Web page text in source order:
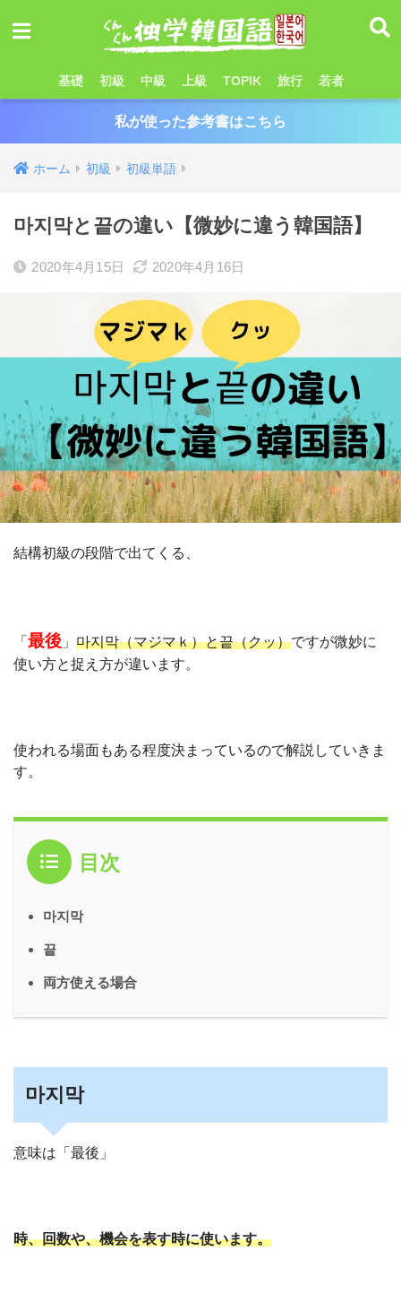
基礎 初級 中級 上級 TOPIK 旅行 若者
私が使った参考書はこちら
ホーム 初級 初級単語
마지막と끝の違い【微妙に違う韓国語】
2020年4月15日 2020年4月16日
結構初級の段階で出てくる、
「 最後 」 마지막（マジマｋ）と끝（クッ）ですが微妙に
使い方と捉え方が違います。
使われる場面もある程度決まっているので解説していきま
す。
目次
마지막
끝
両方使える場合
마지막
意味は「最後」
時、回数や、機会を表す時に使います。